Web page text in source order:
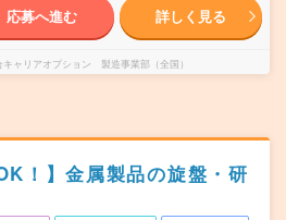
応募へ進む 詳しく見る
キャリアオプション 製造事業部（全国）
！】金属製品の旋盤・研